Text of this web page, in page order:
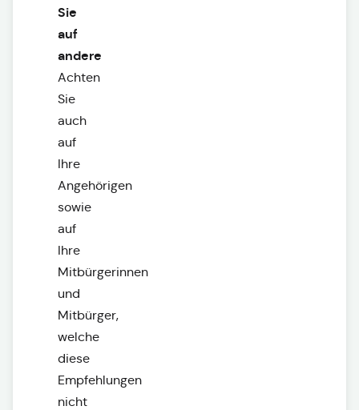
Sie
auf
andere
Achten
Sie
auch
auf
Ihre
Angehörigen
sowie
auf
Ihre
Mitbürgerinnen
und
Mitbürger,
welche
diese
Empfehlungen
nicht